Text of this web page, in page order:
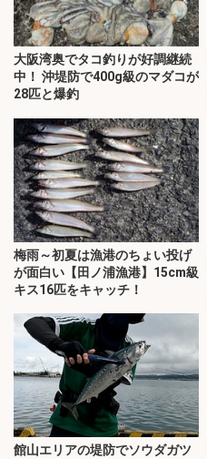
大阪湾奥でタコ釣りが好調継続
中！ 沖堤防で400g級のマダコが
28匹と爆釣
梅雨～初夏は漁港のちょい投げ
が面白い【田ノ浦漁港】15cm級
キス16匹をキャッチ！
館山エリアの堤防でソウダガツ